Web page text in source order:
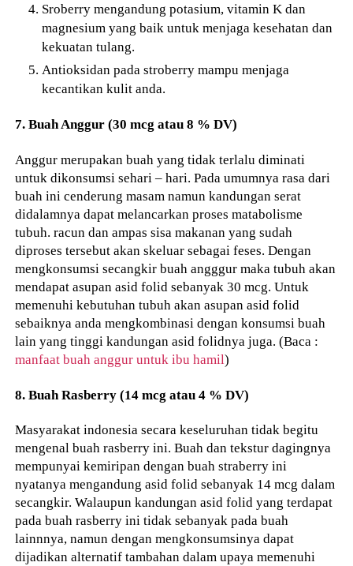
Sroberry mengandung potasium, vitamin K dan
magnesium yang baik untuk menjaga kesehatan dan
kekuatan tulang.
Antioksidan pada stroberry mampu menjaga
kecantikan kulit anda.
7. Buah Anggur (30 mcg atau 8 % DV)
Anggur merupakan buah yang tidak terlalu diminati
untuk dikonsumsi sehari – hari. Pada umumnya rasa dari
buah ini cenderung masam namun kandungan serat
didalamnya dapat melancarkan proses matabolisme
tubuh. racun dan ampas sisa makanan yang sudah
diproses tersebut akan skeluar sebagai feses. Dengan
mengkonsumsi secangkir buah angggur maka tubuh akan
mendapat asupan asid folid sebanyak 30 mcg. Untuk
memenuhi kebutuhan tubuh akan asupan asid folid
sebaiknya anda mengkombinasi dengan konsumsi buah
lain yang tinggi kandungan asid folidnya juga. (Baca :
manfaat buah anggur untuk ibu hamil)
8. Buah Rasberry (14 mcg atau 4 % DV)
Masyarakat indonesia secara keseluruhan tidak begitu
mengenal buah rasberry ini. Buah dan tekstur dagingnya
mempunyai kemiripan dengan buah straberry ini
nyatanya mengandung asid folid sebanyak 14 mcg dalam
secangkir. Walaupun kandungan asid folid yang terdapat
pada buah rasberry ini tidak sebanyak pada buah
lainnnya, namun dengan mengkonsumsinya dapat
dijadikan alternatif tambahan dalam upaya memenuhi